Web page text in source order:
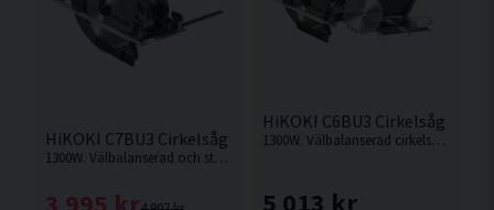
HiKOKI C7BU3 Cirkelsåg 190MM (1300W)
1300W. Välbalanserad och stark cirkelsåg med hög kapacitet för krävande jobb
HiKOKI C6BU3 Cirkelsåg
1300W. Välbalanserad cirkelsåg med 3 st cirkelsågsblad (14T/24T/40T)